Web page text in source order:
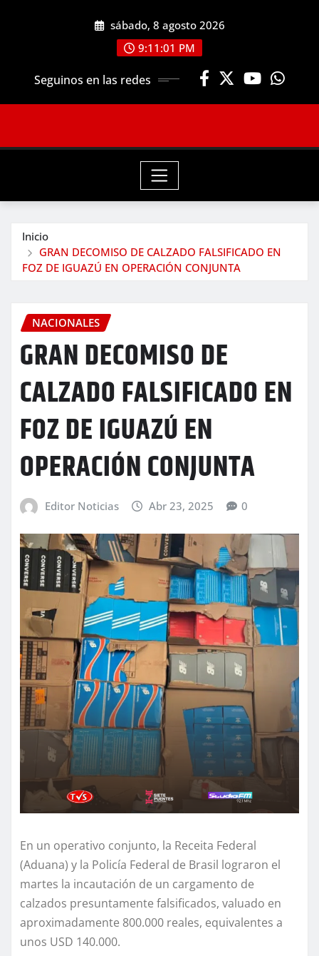
sábado, 8 agosto 2026
9:11:02 PM
Seguinos en las redes
Inicio
GRAN DECOMISO DE CALZADO FALSIFICADO EN
FOZ DE IGUAZÚ EN OPERACIÓN CONJUNTA
NACIONALES
GRAN DECOMISO DE
CALZADO FALSIFICADO EN
FOZ DE IGUAZÚ EN
OPERACIÓN CONJUNTA
Editor Noticias Abr 23, 2025 0
En un operativo conjunto, la Receita Federal
(Aduana) y la Policía Federal de Brasil lograron el
martes la incautación de un cargamento de
calzados presuntamente falsificados, valuado en
aproximadamente 800.000 reales, equivalentes a
unos USD 140.000.